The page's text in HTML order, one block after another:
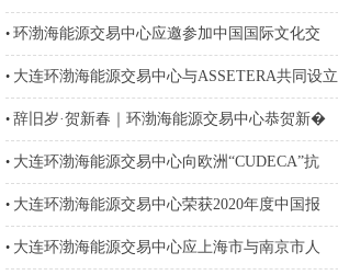
• 环渤海能源交易中心应邀参加中国国际文化交
• 大连环渤海能源交易中心与ASSETERA共同设立
• 辞旧岁·贺新春｜环渤海能源交易中心恭贺新�
• 大连环渤海能源交易中心向欧洲“CUDECA”抗
• 大连环渤海能源交易中心荣获2020年度中国报
• 大连环渤海能源交易中心应上海市与南京市人